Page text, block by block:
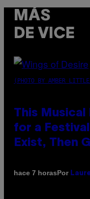
MÁS
DE VICE
(PHOTO BY AMBER
This Musical
for a
Exist, Then
hace 7 horasPor